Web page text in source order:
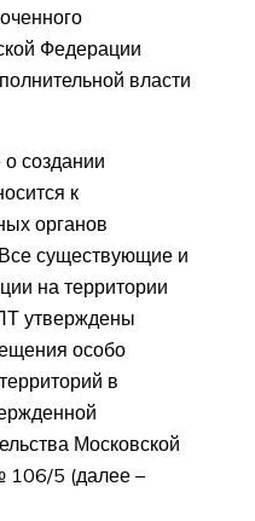
Федерации
власти
создании
к
органов
существующие и
на территории
утверждены
особо
в
Московской
106/5 (далее –